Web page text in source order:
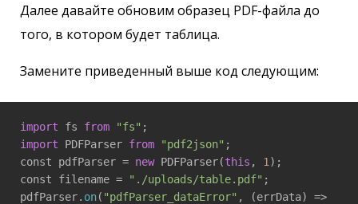
Далее давайте обновим образец PDF-файла до
того, в котором будет таблица.
Замените приведенный выше код следующим:
import fs from "fs"
import PDFParser from "pdf2json" ;
const pdfParser = new PDFParser(this , 1 );
const filename =
"./uploads/table.pdf" ;
pdfParser. on( "pdfParser_dataError" , (errData)
=>